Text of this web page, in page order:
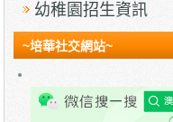
幼稚園招生資訊
~培華社交網站~